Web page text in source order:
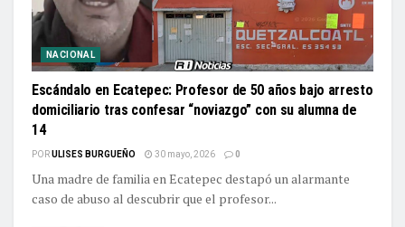
NACIONAL
Escándalo en Ecatepec: Profesor de 50 años bajo arresto
domiciliario tras confesar “noviazgo” con su alumna de
14
PORULISES BURGUEÑO 30 mayo, 2026 0
Una madre de familia en Ecatepec destapó un alarmante
caso de abuso al descubrir que el profesor...